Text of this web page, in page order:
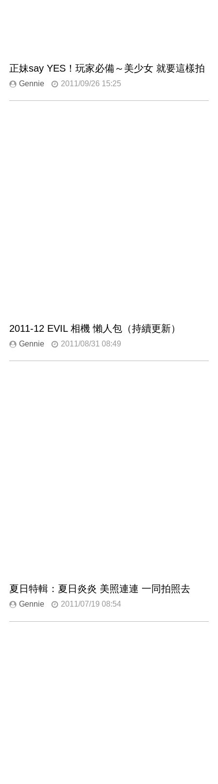
正妹say YES！玩家必備～美少女 就要這樣拍
Gennie 2011/09/26 15:25
2011-12 EVIL 相機 懶人包（持續更新）
Gennie 2011/08/31 08:49
夏日特輯：夏日炎炎 美照連連 一同拍照去
Gennie 2011/07/19 08:54